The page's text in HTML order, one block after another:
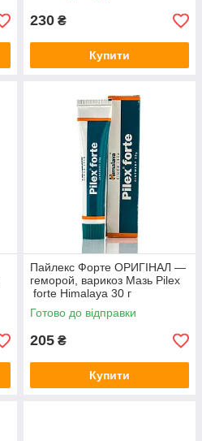
230 ₴
Купити
Пайлекс Форте ОРИГІНАЛ —
геморой, варикоз Мазь Pilex
forte Himalaya 30 г
Готово до відправки
205 ₴
Купити